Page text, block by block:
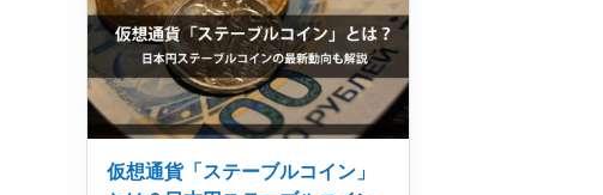
仮想通貨「ステーブルコイン」